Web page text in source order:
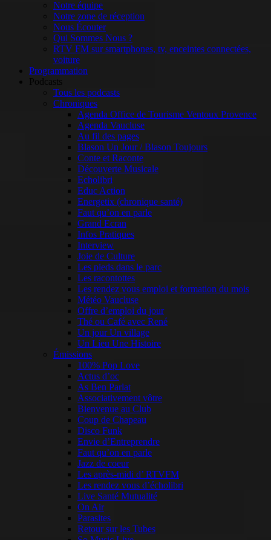
Notre équipe
Notre zone de réception
Nous Écouter
Qui Sommes Nous ?
RTV FM sur smartphones, tv, enceintes connectées,
voiture
Programmation
Podcasts
Tous les podcasts
Chroniques
Agenda Office de Tourisme Ventoux Provence
Agenda Vaucluse
Au fil des pages
Blason Un Jour / Blason Toujours
Conte et Raconte
Découverte Musicale
Echolibri
Educ Action
Energetix (chronique santé)
Faut qu’on en parle
Grand Ecran
Infos Pratiques
Interview
Joie de Culture
Les pieds dans le parc
Les racontottes
Les rendez vous emploi et formation du mois
Météo Vaucluse
Offre d’emploi du jour
Thé ou Café avec René
Un jour Un village
Un Lieu Une Histoire
Émissions
100% Pop Love
Actus d’oc
As Ben Parlat
Associativement vôtre
Bienvenue au Club
Coup de Chapeau
Disco Funk
Envie d’Entreprendre
Faut qu’on en parle
Jazz de coeur
Les après-midi d’ RTVFM
Les rendez vous d’écholibri
Live Santé Mutualité
On Air
Parasites
Retour sur les Tubes